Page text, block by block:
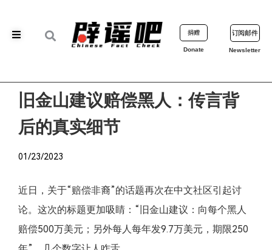
捐赠
Donate
订阅邮件
Newsletter
旧金山建议赔偿黑人：传言背
后的真实细节
01/23/2023
近日，关于“赔偿非裔”的话题再次在中文社区引起讨
论。这次的标题更加吸睛：“旧金山建议：向每个黑人
赔偿500万美元；另外每人每年发9.7万美元，期限250